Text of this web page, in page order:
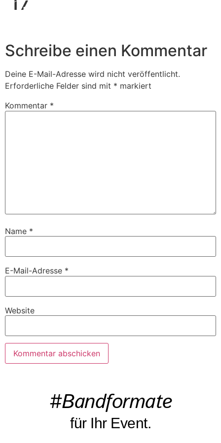
Book Us
Schreibe einen Kommentar
Deine E-Mail-Adresse wird nicht veröffentlicht.
Erforderliche Felder sind mit * markiert
Kommentar *
Name *
E-Mail-Adresse *
Website
#Bandformate
für Ihr Event.